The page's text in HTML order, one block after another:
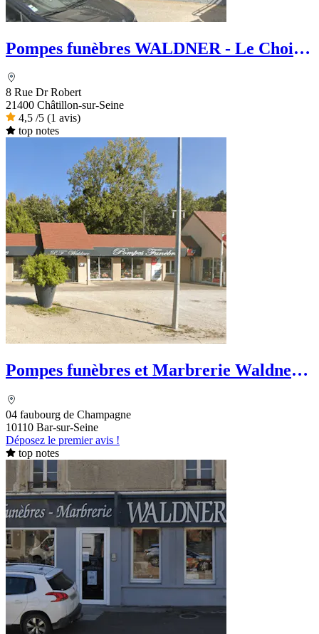
Pompes funèbres WALDNER - Le Choix
8 Rue Dr Robert
21400 Châtillon-sur-Seine
4,5 /5 (1 avis)
top notes
Pompes funèbres et Marbrerie Waldner -
04 faubourg de Champagne
10110 Bar-sur-Seine
Déposez le premier avis !
top notes